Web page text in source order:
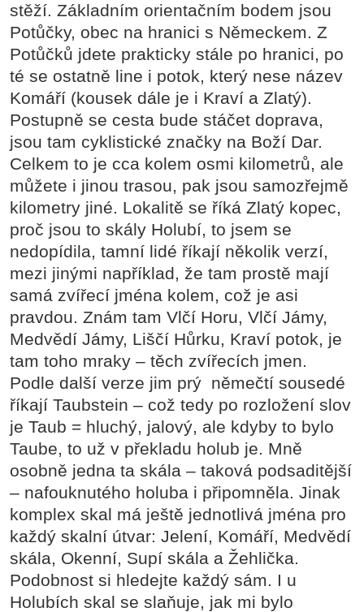
stěží. Základním orientačním bodem jsou
Potůčky, obec na hranici s Německem. Z
Potůčků jdete prakticky stále po hranici, po
té se ostatně line i potok, který nese název
Komáří (kousek dále je i Kraví a Zlatý).
Postupně se cesta bude stáčet doprava,
jsou tam cyklistické značky na Boží Dar.
Celkem to je cca kolem osmi kilometrů, ale
můžete i jinou trasou, pak jsou samozřejmě
kilometry jiné. Lokalitě se říká Zlatý kopec,
proč jsou to skály Holubí, to jsem se
nedopídila, tamní lidé říkají několik verzí,
mezi jinými například, že tam prostě mají
samá zvířecí jména kolem, což je asi
pravdou. Znám tam Vlčí Horu, Vlčí Jámy,
Medvědí Jámy, Liščí Hůrku, Kraví potok, je
tam toho mraky – těch zvířecích jmen.
Podle další verze jim prý němečtí sousedé
říkají Taubstein – což tedy po rozložení slov
je Taub = hluchý, jalový, ale kdyby to bylo
Taube, to už v překladu holub je. Mně
osobně jedna ta skála – taková podsaditější
– nafouknutého holuba i připomněla. Jinak
komplex skal má ještě jednotlivá jména pro
každý skalní útvar: Jelení, Komáří, Medvědí
skála, Okenní, Supí skála a Žehlička.
Podobnost si hledejte každý sám. I u
Holubích skal se slaňuje, jak mi bylo